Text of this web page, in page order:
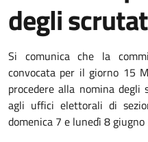
degli
Dettagli della
Si comunica che la
convocata per il giorno 15
procedere alla nomina
agli uffici elettorali di
domenica 7 e lunedì 8